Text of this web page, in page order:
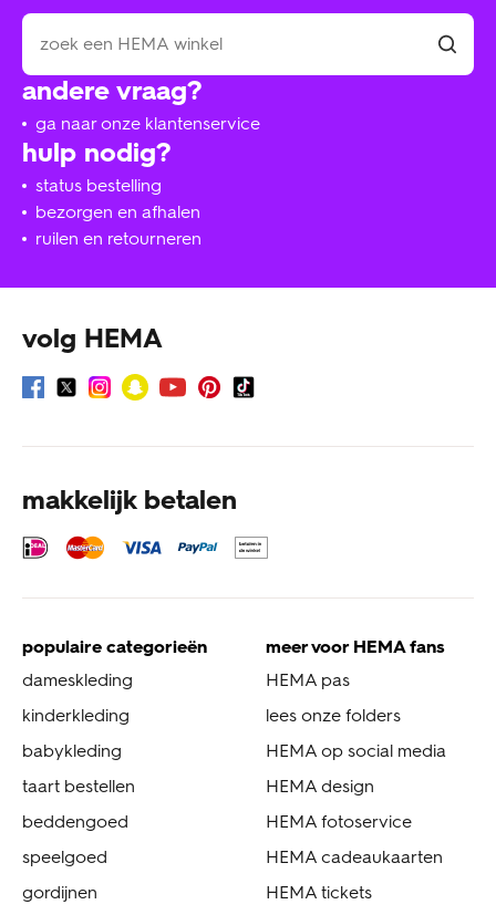
hulp nodig?
status bestelling
bezorgen en afhalen
ruilen en retourneren
andere vraag?
ga naar onze klantenservice
volg HEMA
makkelijk betalen
populaire categorieën
dameskleding
kinderkleding
babykleding
taart bestellen
beddengoed
speelgoed
gordijnen
meer voor HEMA fans
HEMA pas
lees onze folders
HEMA op social media
HEMA design
HEMA fotoservice
HEMA cadeaukaarten
HEMA tickets